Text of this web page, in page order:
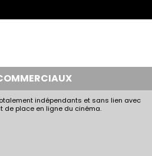
indépendants et sans lien avec
de place en ligne du cinéma.